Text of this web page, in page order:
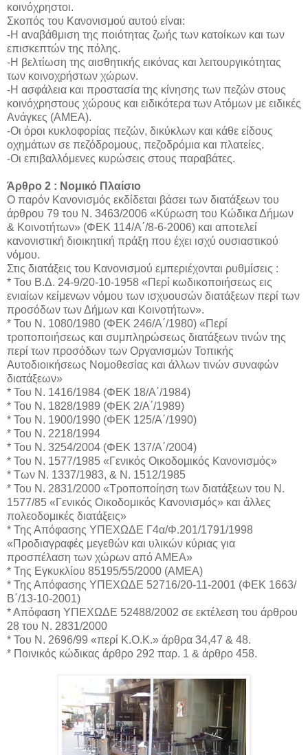
κοινόχρηστοι.
Σκοπός του Κανονισμού αυτού είναι:
-Η αναβάθμιση της ποιότητας ζωής των κατοίκων και των
επισκεπτών της πόλης.
-Η βελτίωση της αισθητικής εικόνας και λειτουργικότητας
των κοινοχρήστων χώρων.
-Η ασφάλεια και προστασία της κίνησης των πεζών στους
κοινόχρηστους χώρους και ειδικότερα των Ατόμων με ειδικές
Ανάγκες (ΑΜΕΑ).
-Οι όροι κυκλοφορίας πεζών, δικύκλων και κάθε είδους
οχημάτων σε πεζόδρομους, πεζοδρόμια και πλατείες.
-Οι επιβαλλόμενες κυρώσεις στους παραβάτες.
Άρθρο 2 : Νομικό Πλαίσιο
Ο παρόν Κανονισμός εκδίδεται βάσει των διατάξεων του
άρθρου 79 του Ν. 3463/2006 «Κύρωση του Κώδικα Δήμων
& Κοινοτήτων» (ΦΕΚ 114/Α΄/8-6-2006) και αποτελεί
κανονιστική διοικητική πράξη που έχει ισχύ ουσιαστικού
νόμου.
Στις διατάξεις του Κανονισμού εμπεριέχονται ρυθμίσεις :
* Του Β.Δ. 24-9/20-10-1958 «Περί κωδικοποιήσεως εις
ενιαίων κείμενων νόμου των ισχυουσών διατάξεων περί των
προσόδων των Δήμων και Κοινοτήτων».
* Του Ν. 1080/1980 (ΦΕΚ 246/Α΄/1980) «Περί
τροποποιήσεως και συμπληρώσεως διατάξεων τινών της
περί των προσόδων των Οργανισμών Τοπικής
Αυτοδιοικήσεως Νομοθεσίας και άλλων τινών συναφών
διατάξεων»
* Του Ν. 1416/1984 (ΦΕΚ 18/Α΄/1984)
* Του Ν. 1828/1989 (ΦΕΚ 2/Α΄/1989)
* Του Ν. 1900/1990 (ΦΕΚ 125/Α΄/1990)
* Του Ν. 2218/1994
* Του Ν. 3254/2004 (ΦΕΚ 137/Α΄/2004)
* Του Ν. 1577/1985 «Γενικός Οικοδομικός Κανονισμός»
* Των Ν. 1337/1983, & Ν. 1512/1985
* Του Ν. 2831/2000 «Τροποποίηση των διατάξεων του Ν.
1577/85 «Γενικός Οικοδομικός Κανονισμός» και άλλες
πολεοδομικές διατάξεις»
* Της Απόφασης ΥΠΕΧΩΔΕ Γ4α/Φ.201/1791/1998
«Προδιαγραφές μεγεθών και υλικών κύριας για
προσπέλαση των χώρων από ΑΜΕΑ»
* Της Εγκυκλίου 85195/55/2000 (ΑΜΕΑ)
* Της Απόφασης ΥΠΕΧΩΔΕ 52716/20-11-2001 (ΦΕΚ 1663/
Β΄/13-10-2001)
* Απόφαση ΥΠΕΧΩΔΕ 52488/2002 σε εκτέλεση του άρθρου
28 του Ν. 2831/2000
* Του Ν. 2696/99 «περί Κ.Ο.Κ.» άρθρα 34,47 & 48.
* Ποινικός κώδικας άρθρο 292 παρ. 1 & άρθρο 458.